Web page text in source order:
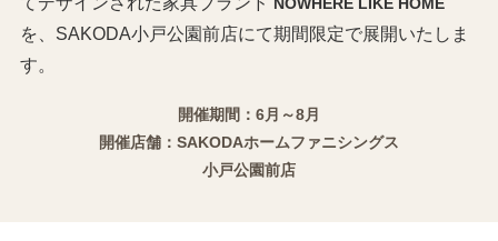
NOWHERE LIKE HOME
を、SAKODA小戸公園前店にて期間限定で展開いたしま
す。
開催期間：6月～8月
開催店舗：SAKODAホームファニシングス
小戸公園前店